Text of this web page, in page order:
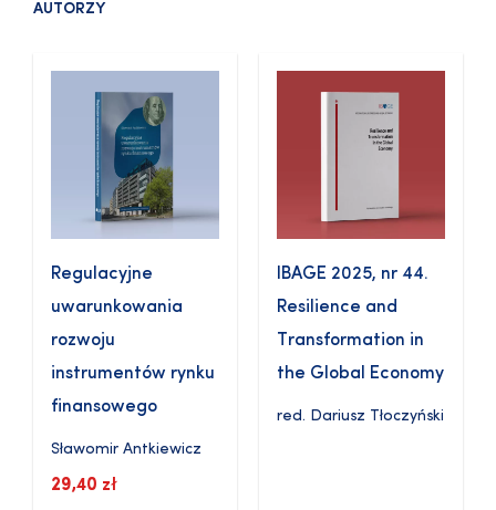
AUTORZY
Regulacyjne
uwarunkowania
rozwoju
instrumentów rynku
finansowego
Sławomir Antkiewicz
29,40 zł
IBAGE 2025, nr 44.
Resilience and
Transformation in
the Global Economy
red. Dariusz Tłoczyński